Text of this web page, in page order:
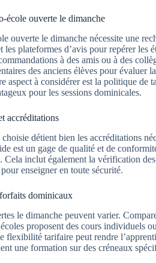
école ouverte le dimanche
ouverte le dimanche nécessite une
plateformes d’avis pour repérer les
à des amis ou à des
des anciens élèves pour évaluer
aspect à considérer est la politique de
pour les sessions dominicales.
accréditations
détient bien les accréditations
est un gage de qualité et de
Cela inclut également la vérification
enseigner en toute sécurité.
dominicaux
le dimanche peuvent varier.
proposent des cours individuels
flexibilité tarifaire peut rendre
une formation sur des créneaux